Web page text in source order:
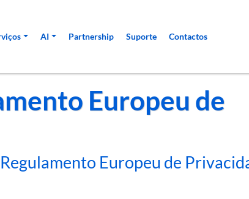
AI Partnership Suporte Contactos
Europeu de
Europeu de